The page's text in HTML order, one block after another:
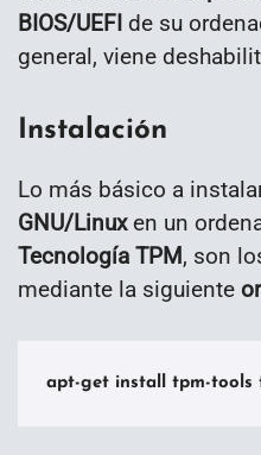
BIOS/UEFI de su
general, viene
Instalación
Lo más básico a
GNU/Linuxen un
Tecnología TPM, son
mediante la siguiente
apt-get install tpm-tools